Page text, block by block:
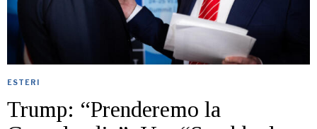
ESTERI
Trump: “Prenderemo la